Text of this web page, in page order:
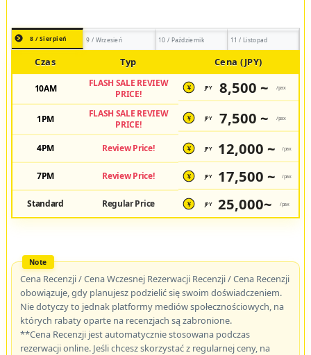
8 / Sierpień 9 / Wrzesień 10 / Październik 11 / Listopad
Czas Typ Cena (JPY)
10AM
FLASH SALE REVIEW
PRICE!
¥ JPY 8,500 ~ /pax
1PM
FLASH SALE REVIEW
PRICE!
¥ JPY 7,500 ~ /pax
4PM Review Price! ¥ JPY 12,000 ~ /pax
7PM Review Price! ¥ JPY 17,500 ~ /pax
Standard Regular Price ¥ JPY 25,000~ /pax
Cena Recenzji / Cena Wczesnej Rezerwacji Recenzji / Cena Recenzji
obowiązuje, gdy planujesz podzielić się swoim doświadczeniem.
Nie dotyczy to jednak platformy mediów społecznościowych, na
których rabaty oparte na recenzjach są zabronione.
**Cena Recenzji jest automatycznie stosowana podczas
rezerwacji online. Jeśli chcesz skorzystać z regularnej ceny, na